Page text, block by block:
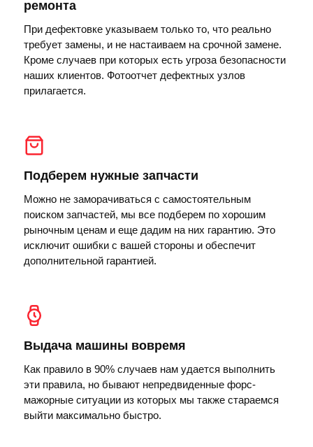
ремонта
При дефектовке указываем только то, что реально
требует замены, и не настаиваем на срочной замене.
Кроме случаев при которых есть угроза безопасности
наших клиентов. Фотоотчет дефектных узлов
прилагается.
Подберем нужные запчасти
Можно не заморачиваться с самостоятельным
поиском запчастей, мы все подберем по хорошим
рыночным ценам и еще дадим на них гарантию. Это
исключит ошибки с вашей стороны и обеспечит
дополнительной гарантией.
Выдача машины вовремя
Как правило в 90% случаев нам удается выполнить
эти правила, но бывают непредвиденные форс-
мажорные ситуации из которых мы также стараемся
выйти максимально быстро.